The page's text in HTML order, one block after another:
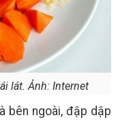
lát. Ảnh: Internet
bên ngoài, đập dập